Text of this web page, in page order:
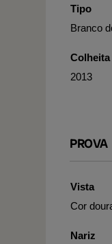
Tipo
Branco
Colheita
2013
PROVA
Vista
Cor
Nariz